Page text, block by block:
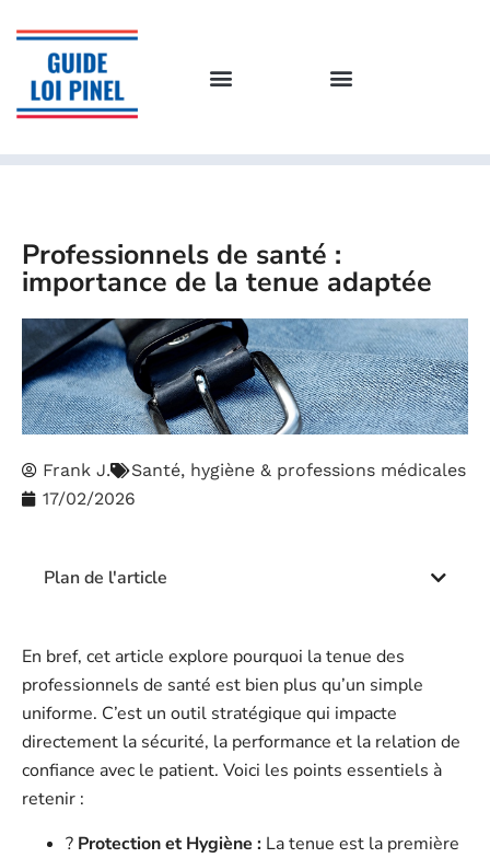
Professionnels de santé :
importance de la tenue adaptée
Frank J.
Santé, hygiène & professions médicales
17/02/2026
Plan de l'article
En bref, cet article explore pourquoi la tenue des
professionnels de santé est bien plus qu’un simple
uniforme. C’est un outil stratégique qui impacte
directement la sécurité, la performance et la relation de
confiance avec le patient. Voici les points essentiels à
retenir :
?️ Protection et Hygiène : La tenue est la première